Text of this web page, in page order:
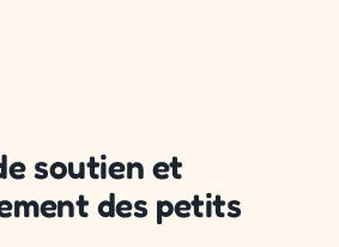
soutien et
des petits